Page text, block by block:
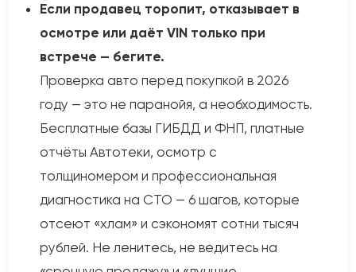
Если продавец торопит, отказывает в
осмотре или даёт VIN только при
встрече — бегите.
Проверка авто перед покупкой в 2026
году — это не паранойя, а необходимость.
Бесплатные базы ГИБДД и ФНП, платные
отчёты Автотеки, осмотр с
толщиномером и профессиональная
диагностика на СТО — 6 шагов, которые
отсеют «хлам» и сэкономят сотни тысяч
рублей. Не ленитесь, не ведитесь на